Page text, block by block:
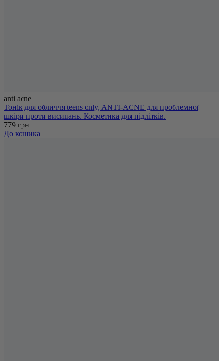
anti acne
Тонік для обличчя teens only, ANTI-ACNE для проблемної
шкіри проти висипань. Косметика для підлітків.
779 грн.
До кошика